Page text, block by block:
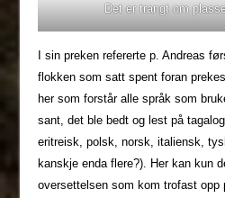
Det er trangt om
I sin preken refererte p. Andreas
flokken som satt spent foran
her som forstår alle språk som
sant, det ble bedt og lest på
eritreisk, polsk, norsk, italiensk,
kanskje enda flere?). Her kan kun
oversettelsen som kom trofast opp